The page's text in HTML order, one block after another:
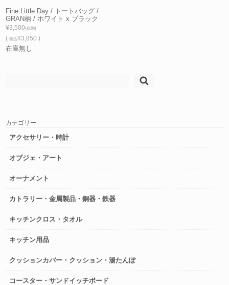
Fine Little Day / トートバッグ /
GRAN柄 / ホワイト x ブラック
¥3,500(税別)
(税込¥3,850 )
在庫無し
カテゴリー
アクセサリー・時計
オブジェ・アート
オーナメント
カトラリー・金属製品・銅器・鉄器
キッチンクロス・タオル
キッチン用品
クッションカバー・クッション・湯たんぽ
コースター・サンドイッチボード